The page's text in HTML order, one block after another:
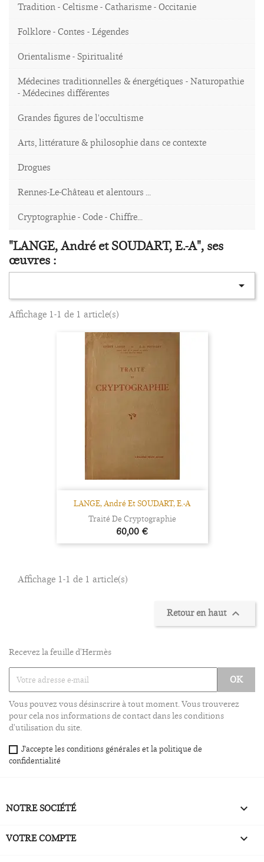
Tradition - Celtisme - Catharisme - Occitanie
Folklore - Contes - Légendes
Orientalisme - Spiritualité
Médecines traditionnelles & énergétiques - Naturopathie
- Médecines différentes
Grandes figures de l'occultisme
Arts, littérature & philosophie dans ce contexte
Drogues
Rennes-Le-Château et alentours ...
Cryptographie - Code - Chiffre...
"LANGE, André et SOUDART, E.-A", ses
œuvres :

Affichage 1-1 de 1 article(s)
LANGE, André Et SOUDART, E.-A
Traité De Cryptographie
Prix
60,00 €
Affichage 1-1 de 1 article(s)
Retour en haut 
Recevez la feuille d'Hermès
Vous pouvez vous désinscrire à tout moment. Vous trouverez
pour cela nos informations de contact dans les conditions
d'utilisation du site.
J'accepte les conditions générales et la politique de
confidentialité
NOTRE SOCIÉTÉ 
VOTRE COMPTE 